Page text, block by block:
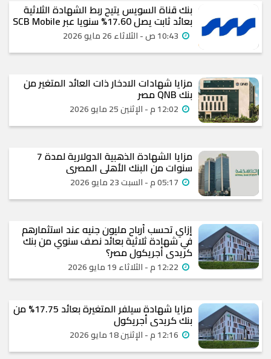
بنك قناة السويس يتيح ربط الشهادة الثلاثية
بعائد ثابت يصل 17.60% سنويا عبر SCB Mobile
مزايا شهادات الادخار ذات العائد المتغير من
بنك QNB مصر
مزايا الشهادة الذهبية الدولارية لمدة 7
سنوات من البنك الأهلي المصري
إزاي تحسب أرباح مليون جنيه عند استثمارهم
في شهادة ثلاثية بعائد نصف سنوي من بنك
كريدي أجريكول مصر؟
مزايا شهادة سيلفر المتغيرة بعائد 17.75% من
بنك كريدي أجريكول